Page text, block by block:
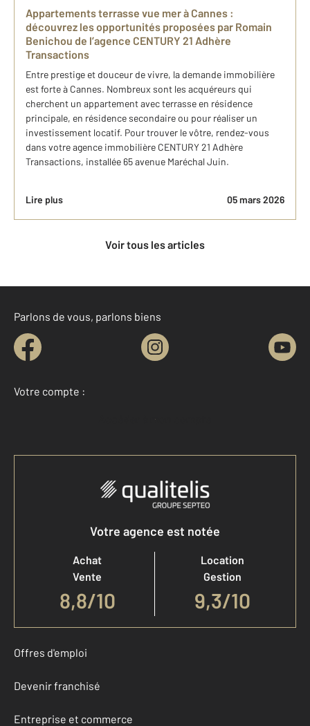
Appartements terrasse vue mer à Cannes :
découvrez les opportunités proposées ​par Romain
Benichou de l’agence CENTURY 21 Adhère
Transactions
Entre prestige et douceur de vivre, la demande immobilière
est forte à Cannes. Nombreux sont les acquéreurs qui
cherchent un appartement avec terrasse en résidence
principale, en résidence secondaire ou pour réaliser un
investissement locatif. Pour trouver le vôtre, rendez-vous
dans votre agence immobilière CENTURY 21 Adhère
Transactions, installée 65 avenue Maréchal Juin.
Lire plus 05 mars 2026
Voir tous les articles
Parlons de vous, parlons biens
Votre compte :
Accéder à mon compte
Votre agence est notée
Achat
Vente
8,8/10
Location
Gestion
9,3/10
Offres d'emploi
Devenir franchisé
Entreprise et commerce